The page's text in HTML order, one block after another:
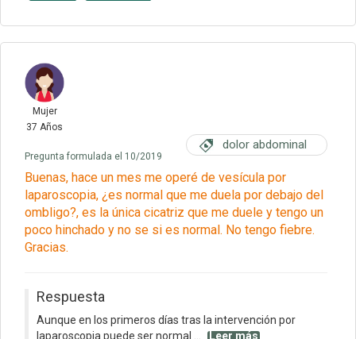
Mujer
37 Años
Pregunta formulada el 10/2019
dolor abdominal
Buenas, hace un mes me operé de vesícula por
laparoscopia, ¿es normal que me duela por debajo del
ombligo?, es la única cicatriz que me duele y tengo un
poco hinchado y no se si es normal. No tengo fiebre.
Gracias.
Respuesta
Aunque en los primeros días tras la intervención por
laparoscopia puede ser normal ...
Leer más